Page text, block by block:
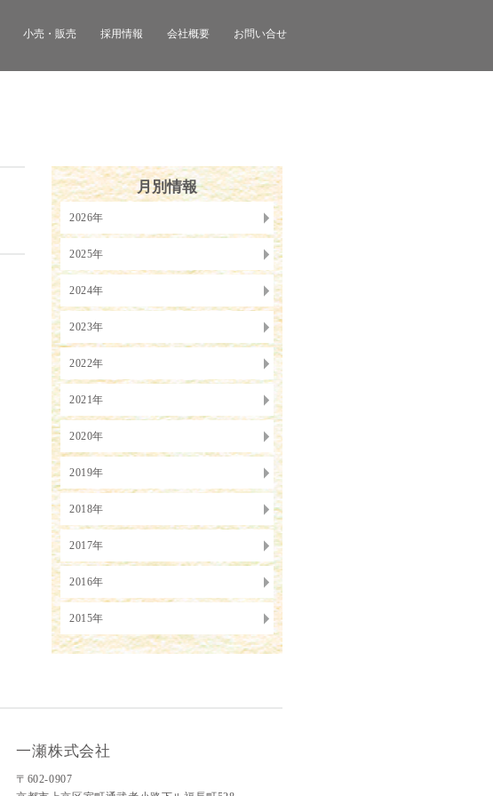
小売・販売 採用情報 会社概要 お問い合せ
月別情報
2026年
2025年
2024年
2023年
2022年
2021年
2020年
2019年
2018年
2017年
2016年
2015年
一瀬株式会社
〒602-0907